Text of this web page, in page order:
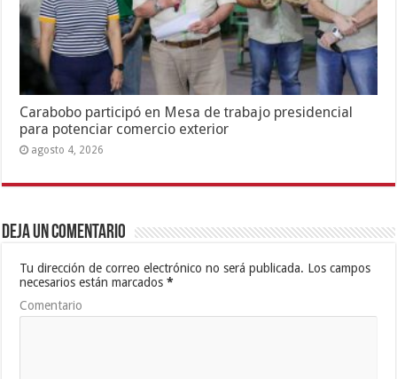
Carabobo participó en Mesa de trabajo presidencial
para potenciar comercio exterior
agosto 4, 2026
Deja un comentario
Tu dirección de correo electrónico no será publicada. Los campos
necesarios están marcados*
Comentario